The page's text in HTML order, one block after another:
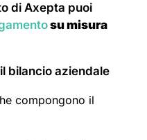
di Axepta puoi
su misura
bilancio aziendale
compongono il